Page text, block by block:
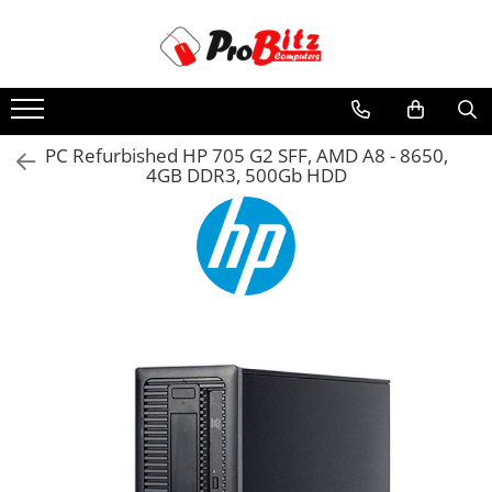
Laptopuri si accesorii
Laptopuri
Componente REFURBISHED Laptop
Hard Disk-uri Refurbished
PC Refurbished HP 705 G2 SFF, AMD A8 - 8650,
4GB DDR3, 500Gb HDD